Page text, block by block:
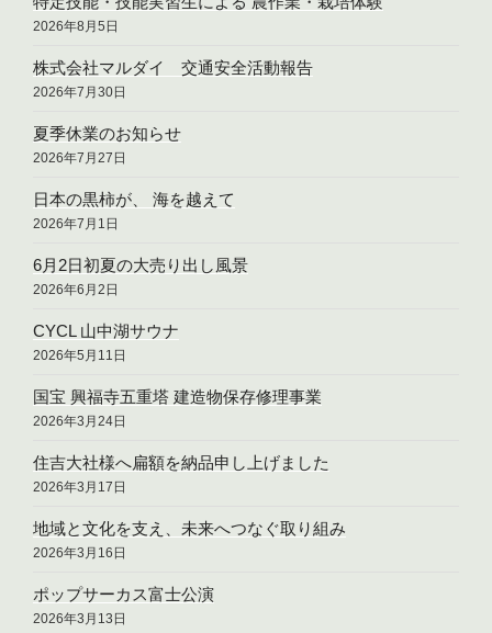
2026年8月5日
株式会社マルダイ 交通安全活動報告
2026年7月30日
夏季休業のお知らせ
2026年7月27日
日本の黒柿が、 海を越えて
2026年7月1日
6月2日初夏の大売り出し風景
2026年6月2日
CYCL 山中湖サウナ
2026年5月11日
国宝 興福寺五重塔 建造物保存修理事業
2026年3月24日
住吉大社様へ扁額を納品申し上げました
2026年3月17日
地域と文化を支え、未来へつなぐ取り組み
2026年3月16日
ポップサーカス富士公演
2026年3月13日